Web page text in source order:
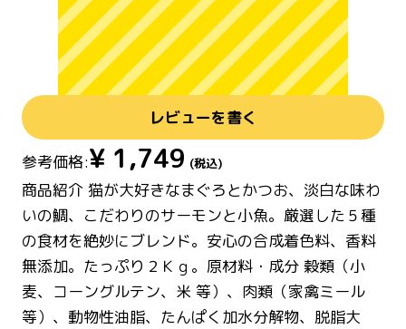
レビューを書く
参考価格:¥ 1,749 (税込)
商品紹介 猫が大好きなまぐろとかつお、淡白な味わ
いの鯛、こだわりのサーモンと小魚。厳選した５種
の食材を絶妙にブレンド。安心の合成着色料、香料
無添加。たっぷり２Ｋｇ。原材料・成分 穀類（小
麦、コーングルテン、米 等）、肉類（家禽ミール
等）、動物性油脂、たんぱく加水分解物、脱脂大